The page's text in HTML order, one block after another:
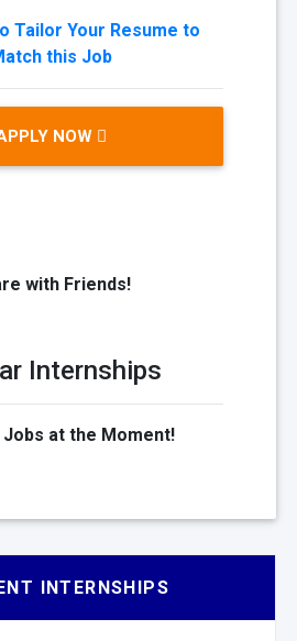
Tailor Your Resume to
this Job
NOW
with Friends!
Internships
at the Moment!
INTERNSHIPS